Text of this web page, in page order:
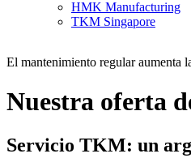
HMK Manufacturing
TKM Singapore
El mantenimiento regular aumenta
Nuestra oferta
Servicio TKM: un